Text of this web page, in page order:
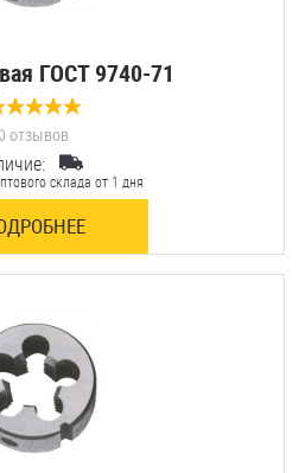
ГОСТ 9740-71
0 отзывов
склада от 1 дня